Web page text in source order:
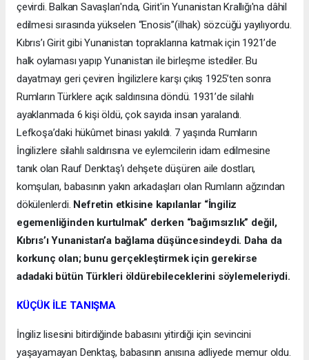
çevirdi. Balkan Savaşları'nda, Girit'in Yunanistan Krallığı'na dâhil
edilmesi sırasında yükselen “Enosis”(ilhak) sözcüğü yayılıyordu.
Kıbrıs’ı Girit gibi Yunanistan topraklarına katmak için 1921’de
halk oylaması yapıp Yunanistan ile birleşme istediler. Bu
dayatmayı geri çeviren İngilizlere karşı çıkış 1925’ten sonra
Rumların Türklere açık saldırısına döndü. 1931’de silahlı
ayaklanmada 6 kişi öldü, çok sayıda insan yaralandı.
Lefkoşa’daki hükûmet binası yakıldı. 7 yaşında Rumların
İngilizlere silahlı saldırısına ve eylemcilerin idam edilmesine
tanık olan Rauf Denktaş’ı dehşete düşüren aile dostları,
komşuları, babasının yakın arkadaşları olan Rumların ağzından
dökülenlerdi. Nefretin etkisine kapılanlar “İngiliz
egemenliğinden kurtulmak” derken “bağımsızlık” değil,
Kıbrıs’ı Yunanistan’a bağlama düşüncesindeydi. Daha da
korkunç olan; bunu gerçekleştirmek için gerekirse
adadaki bütün Türkleri öldürebileceklerini söylemeleriydi.
KÜÇÜK İLE TANIŞMA
İngiliz lisesini bitirdiğinde babasını yitirdiği için sevincini
yaşayamayan Denktaş, babasının anısına adliyede memur oldu.